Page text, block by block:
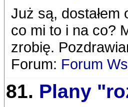
Już są, dostałem
co mi to i na co?
zrobię.
Forum: Forum
81. Plany